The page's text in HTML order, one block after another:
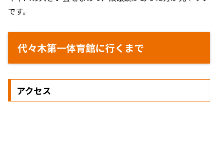
です。
代々木第一体育館に行くまで
アクセス